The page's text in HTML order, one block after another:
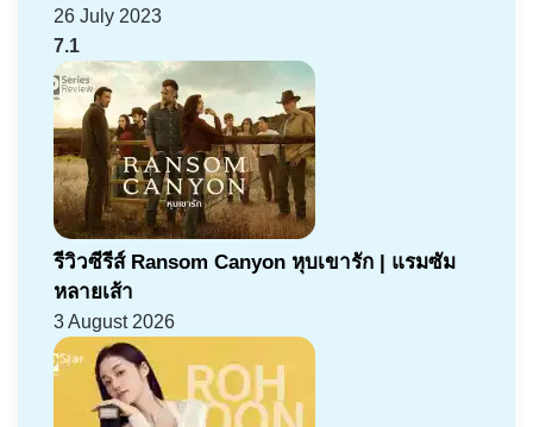
26 July 2023
7.1
รีวิวซีรีส์ Ransom Canyon หุบเขารัก | แรมซัม
หลายเส้า
3 August 2026